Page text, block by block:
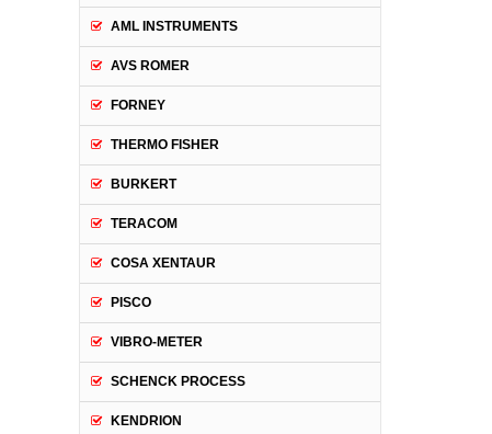
AML INSTRUMENTS
AVS ROMER
FORNEY
THERMO FISHER
BURKERT
TERACOM
COSA XENTAUR
PISCO
VIBRO-METER
SCHENCK PROCESS
KENDRION